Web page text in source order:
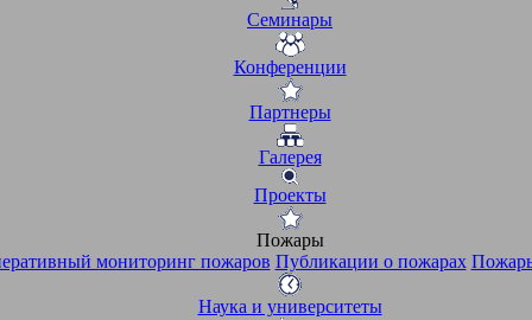
Семинары
Конференции
Партнеры
Галерея
Проекты
Пожары
мониторинг пожаров Публикации о пожарах
Наука и университеты